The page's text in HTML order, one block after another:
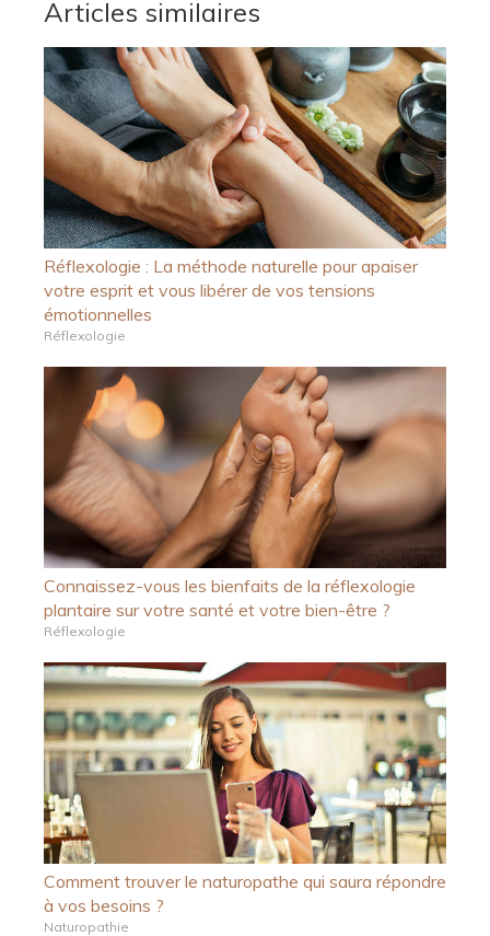
Articles similaires
Réflexologie : La méthode naturelle pour apaiser
votre esprit et vous libérer de vos tensions
émotionnelles
Réflexologie
Connaissez-vous les bienfaits de la réflexologie
plantaire sur votre santé et votre bien-être ?
Réflexologie
Comment trouver le naturopathe qui saura répondre
à vos besoins ?
Naturopathie